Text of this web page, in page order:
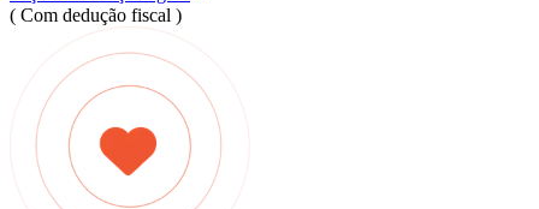
( Com dedução fiscal )